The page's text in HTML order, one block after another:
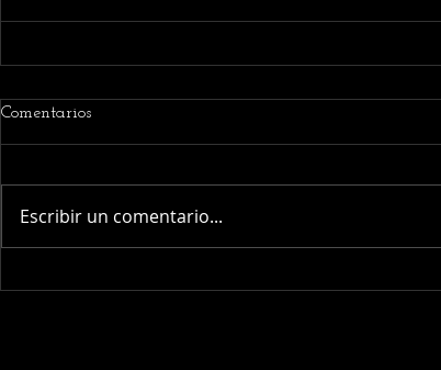
Comentarios
Escribir un comentario...